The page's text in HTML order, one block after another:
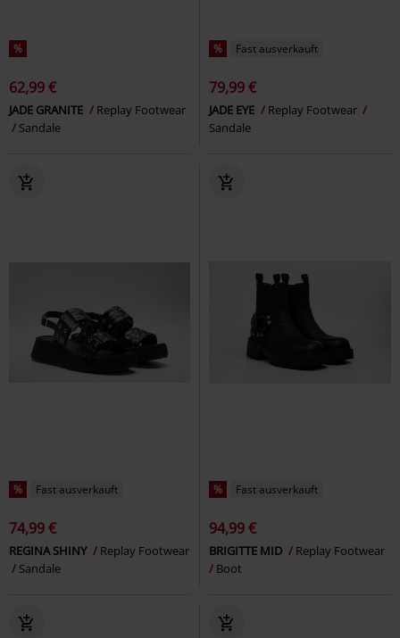
%
62,99 €
JADE GRANITE
Replay Footwear
Sandale
% Fast ausverkauft
79,99 €
JADE EYE
Replay Footwear
Sandale
% Fast ausverkauft
74,99 €
REGINA SHINY
Replay Footwear
Sandale
% Fast ausverkauft
94,99 €
BRIGITTE MID
Replay Footwear
Boot